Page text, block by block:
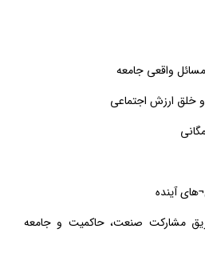
واقعی جامعه
خلق ارزش اجتماعی
آینده
مشارکت صنعت، حاکمیت و جامعه